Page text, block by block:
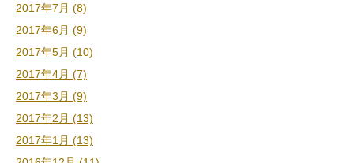
2017年7月 (8)
2017年6月 (9)
2017年5月 (10)
2017年4月 (7)
2017年3月 (9)
2017年2月 (13)
2017年1月 (13)